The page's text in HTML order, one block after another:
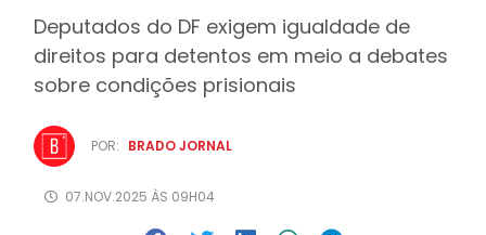
Deputados do DF exigem igualdade de
direitos para detentos em meio a debates
sobre condições prisionais
POR: BRADO JORNAL
07.NOV.2025 ÀS 09H04